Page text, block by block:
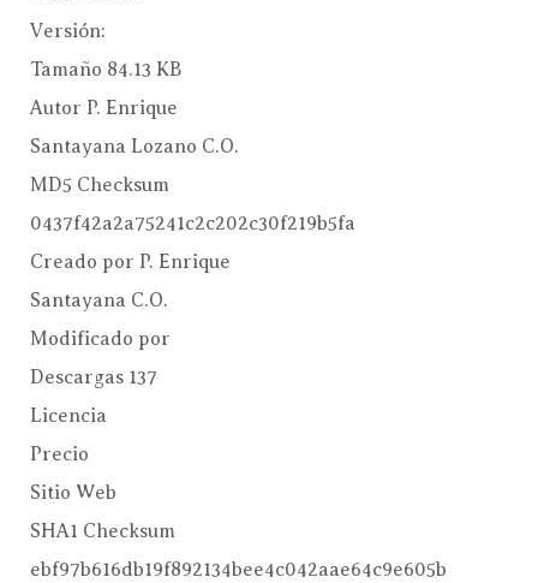
Versión:
Tamaño 84.13 KB
Autor P. Enrique
Santayana Lozano C.O.
MD5 Checksum
0437f42a2a75241c2c202c30f219b5fa
Creado por P. Enrique
Santayana C.O.
Modificado por
Descargas 137
Licencia
Precio
Sitio Web
SHA1 Checksum
ebf97b616db19f892134bee4c042aae64c9e605b